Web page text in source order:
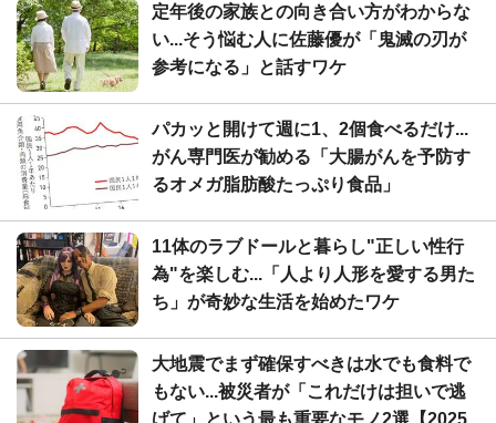
定年後の家族との向き合い方がわからな
い...そう悩む人に佐藤優が「鬼滅の刃が
参考になる」と話すワケ
パカッと開けて週に1、2個食べるだけ...
がん専門医が勧める「大腸がんを予防す
るオメガ脂肪酸たっぷり食品」
11体のラブドールと暮らし"正しい性行
為"を楽しむ...「人より人形を愛する男た
ち」が奇妙な生活を始めたワケ
大地震でまず確保すべきは水でも食料で
もない...被災者が「これだけは担いで逃
げて」という最も重要なモノ2選【2025